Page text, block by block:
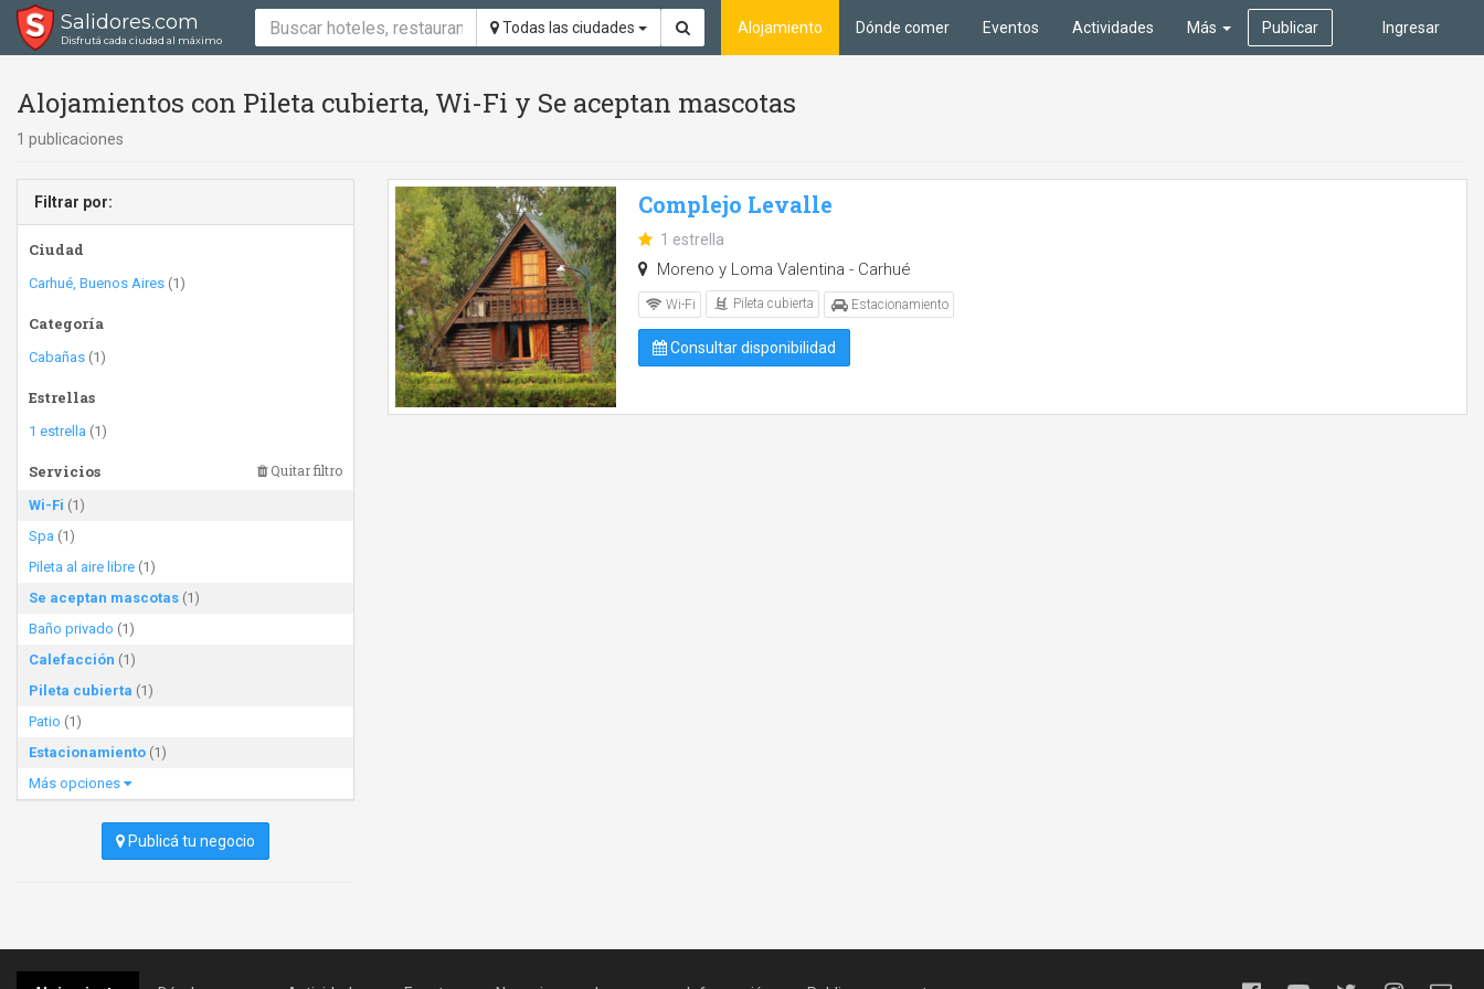
Salidores.com
Disfrutá cada ciudad al máximo
Todas las ciudades Ingresar
Alojamiento Dónde comer Eventos Actividades Más Publicar
Alojamientos con Pileta cubierta, Wi-Fi y Se aceptan mascotas
1 publicaciones
Filtrar por:
Ciudad
Carhué, Buenos Aires (1)
Categoría
Cabañas (1)
Estrellas
1 estrella (1)
Servicios Quitar filtro
Wi-Fi (1)
Spa (1)
Pileta al aire libre (1)
Se aceptan mascotas (1)
Baño privado (1)
Calefacción (1)
Pileta cubierta (1)
Patio (1)
Estacionamiento (1)
Más opciones
Publicá tu negocio
Complejo Levalle
1 estrella
Moreno y Loma Valentina - Carhué
Wi-Fi Pileta cubierta Estacionamiento
Consultar disponibilidad